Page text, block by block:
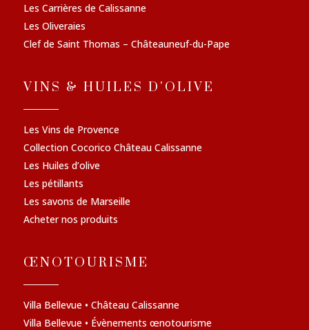
Les Carrières de Calissanne
Les Oliveraies
Clef de Saint Thomas – Châteauneuf-du-Pape
VINS & HUILES D'OLIVE
Les Vins de Provence
Collection Cocorico Château Calissanne
Les Huiles d’olive
Les pétillants
Les savons de Marseille
Acheter nos produits
ŒNOTOURISME
Villa Bellevue • Château Calissanne
Villa Bellevue • Évènements œnotourisme